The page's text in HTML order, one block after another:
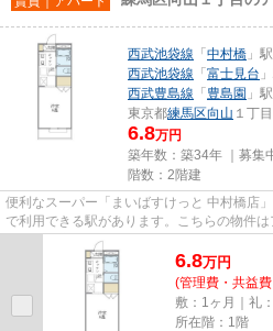
西武池袋線 「 中村橋 」
西武池袋線 「 富士見台
西武豊島線 「 豊島園 」
東京都練馬区向山 １丁目
6.8万円
築年数：築34年 ｜募集
階数：2階建
便利なスーパー「まいばすけっと 中村橋店
で利用できる駅があります。こちらの物件
なので、交通経路を選ぶことが...
6.8万円
(管理費・共益
敷：1ヶ月｜礼
所在階：1階